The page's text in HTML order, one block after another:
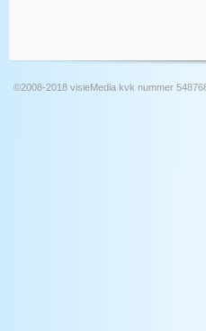
©2008-2018 visieMedia kvk nummer